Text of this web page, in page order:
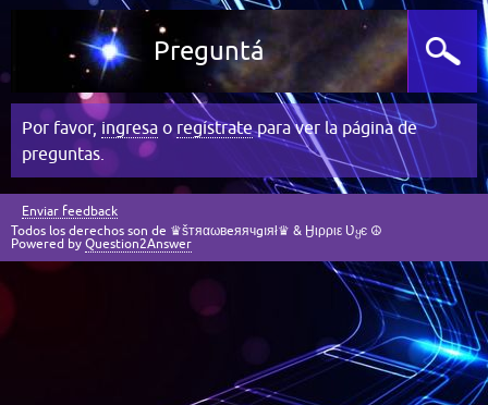
Preguntá
Por favor,ingresa o regístratepara ver la página de
preguntas.
Enviar feedback
Todos los derechos son de ♛šтяαωвeяячgıяł♛ & Ӈιρριε Ʋყє ☮
Powered by Question2Answer